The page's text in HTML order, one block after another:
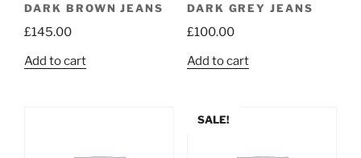
DARK BROWN JEANS
£145.00
Add to cart
DARK GREY JEANS
£100.00
Add to cart
SALE!